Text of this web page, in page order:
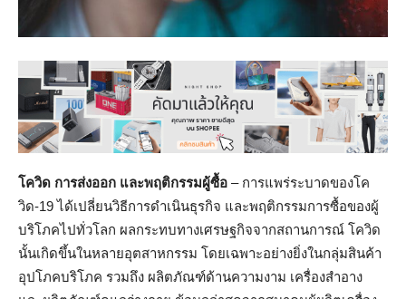
โควิด การส่งออก และพฤติกรรมผู้ซื้อ – การแพร่ระบาดของโค
วิด-19 ได้เปลี่ยนวิธีการดำเนินธุรกิจ และพฤติกรรมการซื้อของผู้
บริโภคไปทั่วโลก ผลกระทบทางเศรษฐกิจจากสถานการณ์ โควิด
นั้นเกิดขึ้นในหลายอุตสาหกรรม โดยเฉพาะอย่างยิ่งในกลุ่มสินค้า
อุปโภคบริโภค รวมถึง ผลิตภัณฑ์ด้านความงาม เครื่องสำอาง